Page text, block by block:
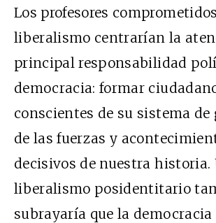
Los profesores
liberalismo centrarían la
principal responsabilidad
democracia: formar
conscientes de su sistema de
de las fuerzas y
decisivos de nuestra historia.
liberalismo posidentitario
subrayaría que la democracia